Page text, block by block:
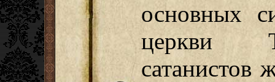
основных
церкви